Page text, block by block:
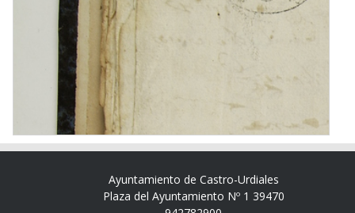
Ayuntamiento de Castro-Urdiales
Plaza del Ayuntamiento Nº 1 39470